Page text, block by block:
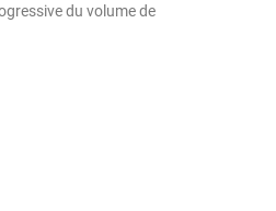
du volume de